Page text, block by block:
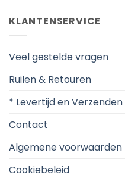
KLANTENSERVICE
Veel gestelde vragen
Ruilen & Retouren
* Levertijd en Verzenden
Contact
Algemene voorwaarden
Cookiebeleid